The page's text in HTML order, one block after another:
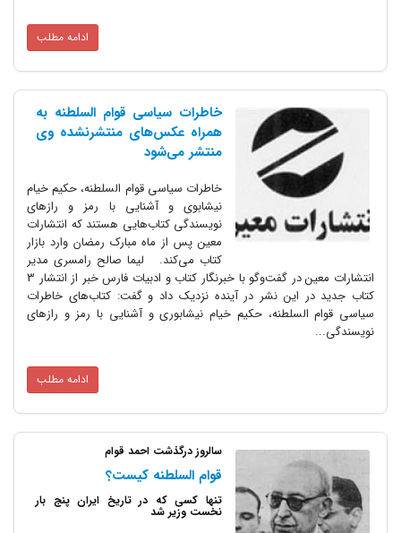
ادامه مطلب
خاطرات سیاسی قوام السلطنه به
همراه عکس‌های منتشرنشده وی
منتشر می‌شود
خاطرات سیاسی قوام السلطنه، حکیم خیام
نیشابوی و آشنایی با رمز و رازهای
نویسندگی کتاب‌هایی هستند که انتشارات
معین پس از ماه مبارک رمضان وارد بازار
کتاب می‌کند. لیما صالح رامسری مدیر
انتشارات معین در گفت‌وگو با خبرنگار کتاب و ادبیات فارس خبر از انتشار 3
کتاب جدید در این نشر در آینده نزدیک داد و گفت: کتاب‌های خاطرات
سیاسی قوام السلطنه، حکیم خیام نیشابوری و آشنایی با رمز و رازهای
نویسندگی...
ادامه مطلب
سالروز درگذشت احمد قوام
قوام السلطنه کیست‌؟
تنها کسی که در تاریخ ایران پنج بار
نخست وزیر شد